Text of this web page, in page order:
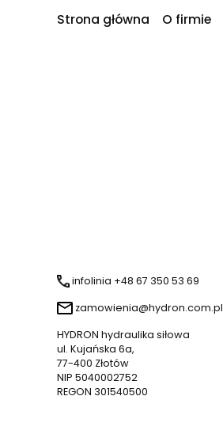
Strona główna O firmie
infolinia +48 67 350 53 69
zamowienia@hydron.com.pl
HYDRON hydraulika siłowa
ul. Kujańska 6a,
77-400 Złotów
NIP 5040002752
REGON 301540500